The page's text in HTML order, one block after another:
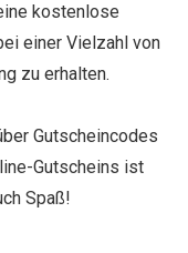
kostenlose
einer Vielzahl von
zu erhalten.
Gutscheincodes
Gutscheins ist
Spaß!